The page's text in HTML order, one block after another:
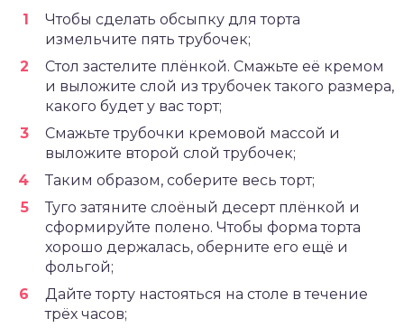
Чтобы сделать обсыпку для торта
измельчите пять трубочек;
Стол застелите плёнкой. Смажьте её кремом
и выложите слой из трубочек такого размера,
какого будет у вас торт;
Смажьте трубочки кремовой массой и
выложите второй слой трубочек;
Таким образом, соберите весь торт;
Туго затяните слоёный десерт плёнкой и
сформируйте полено. Чтобы форма торта
хорошо держалась, оберните его ещё и
фольгой;
Дайте торту настояться на столе в течение
трёх часов;